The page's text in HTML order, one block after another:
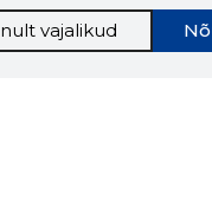
vajalikud